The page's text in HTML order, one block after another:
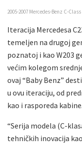
2005-2007 Mercedes-Benz C-
Iteracija Mercedesa
temeljen na drugoj
poznatoj i kao W203
većim kolegom
ovaj “Baby Benz”
u ovu iteraciju, od
kao i rasporeda kabine.
“Serija modela (C-
tehničkih inovacija